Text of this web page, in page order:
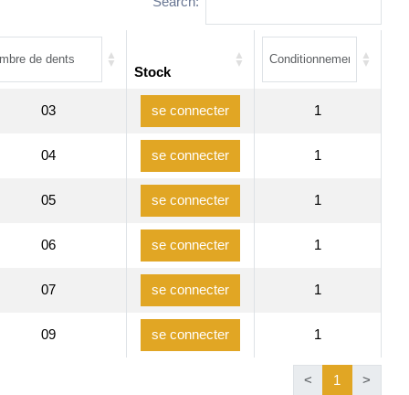
Stock
03 se connecter 1
04 se connecter 1
05 se connecter 1
06 se connecter 1
07 se connecter 1
09 se connecter 1
< 1 >